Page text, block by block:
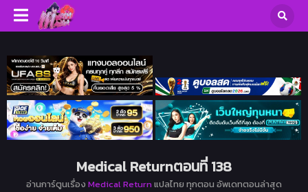
Medical Returnตอนที่ 138
อ่านการ์ตูนเรื่อง Medical Return แปลไทย ทุกตอน อัพเดทตอนล่าสุด